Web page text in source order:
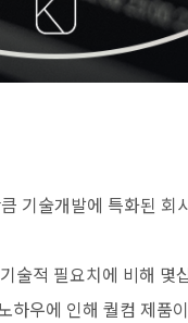
기술개발에 특화된 회
술적 필요치에 비해 몇
하우에 인해 퀄컴 제품